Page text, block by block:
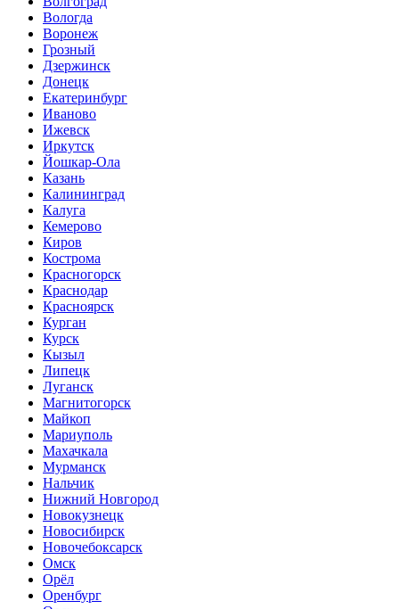
Вологда
Воронеж
Грозный
Дзержинск
Донецк
Екатеринбург
Иваново
Ижевск
Иркутск
Йошкар-Ола
Казань
Калининград
Калуга
Кемерово
Киров
Кострома
Красногорск
Краснодар
Красноярск
Курган
Курск
Кызыл
Липецк
Луганск
Магнитогорск
Майкоп
Мариуполь
Махачкала
Мурманск
Нальчик
Нижний Новгород
Новокузнецк
Новосибирск
Новочебоксарск
Омск
Орёл
Оренбург